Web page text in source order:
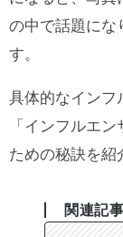
の中で話題にな
す。
具体的なインフ
「 インフルエン
ための秘訣を紹
関連記事